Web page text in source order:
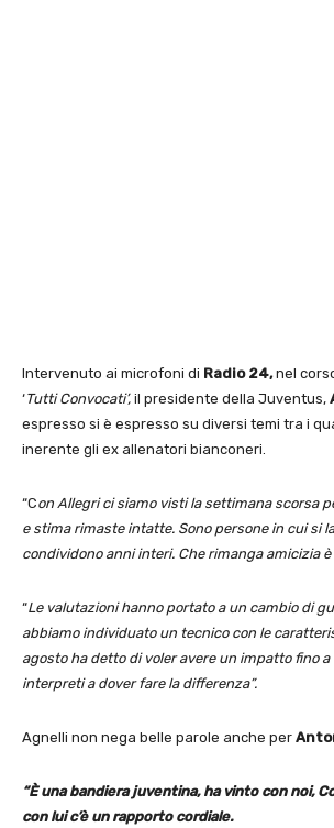
Intervenuto ai microfoni di Radio 24,nel
‘Tutti Convocati’, il presidente della Juventus,
espresso si è espresso su diversi temi tra i
inerente gli ex allenatori bianconeri.
“Con Allegri ci siamo visti la settimana scorsa
e stima rimaste intatte. Sono persone in cui si
condividono anni interi. Che rimanga amicizia è
“Le valutazioni hanno portato a un cambio di
abbiamo individuato un tecnico con le
agosto ha detto di voler avere un impatto fino
interpreti a dover fare la differenza”.
Agnelli non nega belle parole anche per
“È una bandiera juventina, ha vinto con noi,
con lui c’è un rapporto cordiale.